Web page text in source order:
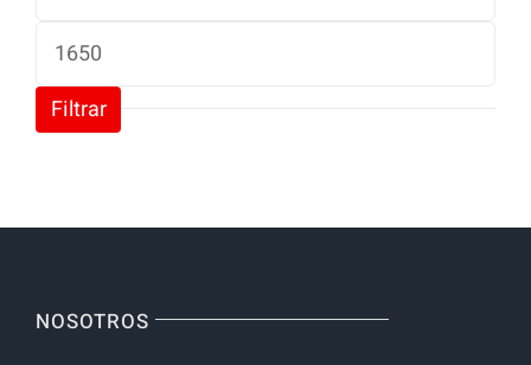
Precio
máximo
Filtrar
NOSOTROS